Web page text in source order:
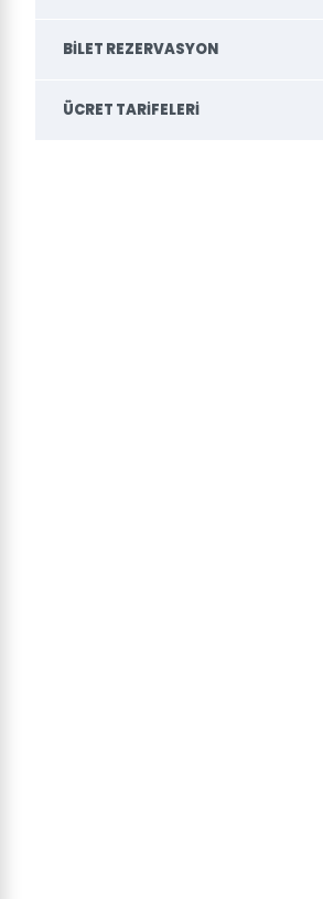
BILET REZERVASYON
ÜCRET TARIFELERI